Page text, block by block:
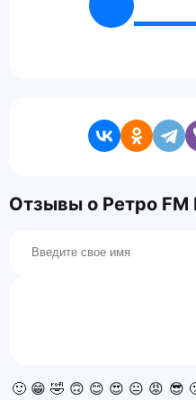
Отзывы о Ретро FM
🙂 😁 🤣 🙃 😊 😍 😐 😡 😎